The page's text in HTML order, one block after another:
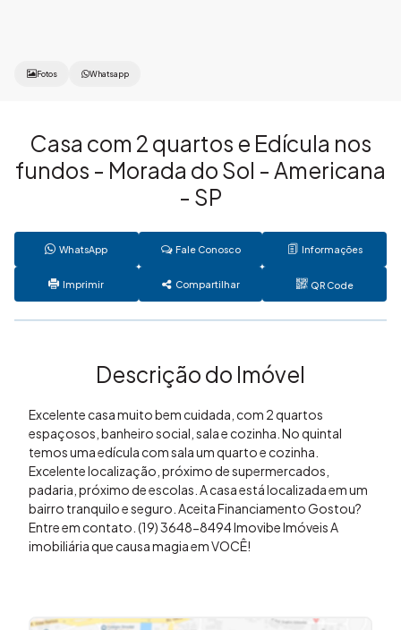
Fotos Whatsapp
Casa com 2 quartos e Edícula nos
fundos - Morada do Sol - Americana
- SP
WhatsApp Fale Conosco Informações
Imprimir Compartilhar QR Code
Descrição do Imóvel
Excelente casa muito bem cuidada, com 2 quartos
espaçosos, banheiro social, sala e cozinha. No quintal
temos uma edícula com sala um quarto e cozinha.
Excelente localização, próximo de supermercados,
padaria, próximo de escolas. A casa está localizada em um
bairro tranquilo e seguro. Aceita Financiamento Gostou?
Entre em contato. (19) 3648-8494 Imovibe Imóveis A
imobiliária que causa magia em VOCÊ!